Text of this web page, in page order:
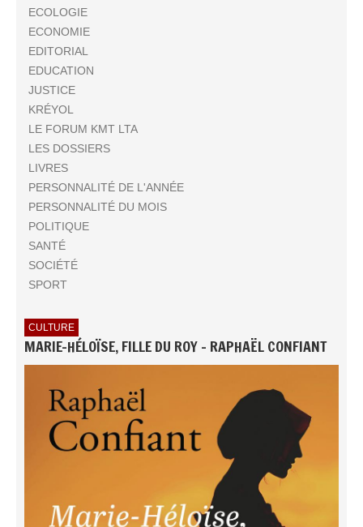
ECOLOGIE
ECONOMIE
EDITORIAL
EDUCATION
JUSTICE
KRÉYOL
LE FORUM KMT LTA
LES DOSSIERS
LIVRES
PERSONNALITÉ DE L'ANNÉE
PERSONNALITÉ DU MOIS
POLITIQUE
SANTÉ
SOCIÉTÉ
SPORT
CULTURE
MARIE-HÉLOÏSE, FILLE DU ROY - RAPHAËL CONFIANT